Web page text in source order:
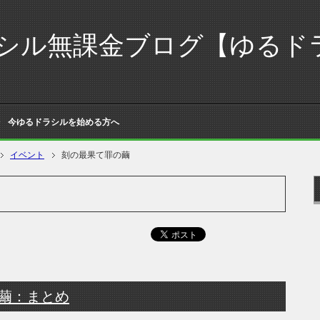
ル無課金ブログ【ゆるド
今ゆるドラシルを始める方へ
イベント 刻の最果て罪の繭
：まとめ